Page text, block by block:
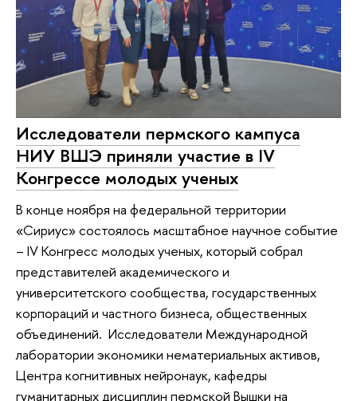
Исследователи пермского кампуса
НИУ ВШЭ приняли участие в IV
Конгрессе молодых ученых
В конце ноября на федеральной территории
«Сириус» состоялось масштабное научное событие
– IV Конгресс молодых ученых, который собрал
представителей академического и
университетского сообщества, государственных
корпораций и частного бизнеса, общественных
объединений. Исследователи Международной
лаборатории экономики нематериальных активов,
Центра когнитивных нейронаук, кафедры
гуманитарных дисциплин пермской Вышки на